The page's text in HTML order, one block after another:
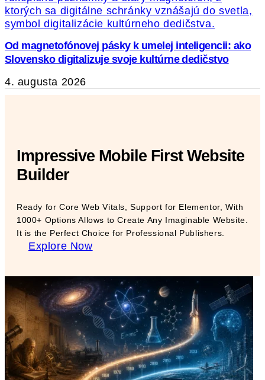
Od magnetofónovej pásky k umelej inteligencii: ako
Slovensko digitalizuje svoje kultúrne dedičstvo
4. augusta 2026
Impressive Mobile First Website
Builder
Ready for Core Web Vitals, Support for Elementor, With
1000+ Options Allows to Create Any Imaginable Website.
It is the Perfect Choice for Professional Publishers.
Explore Now